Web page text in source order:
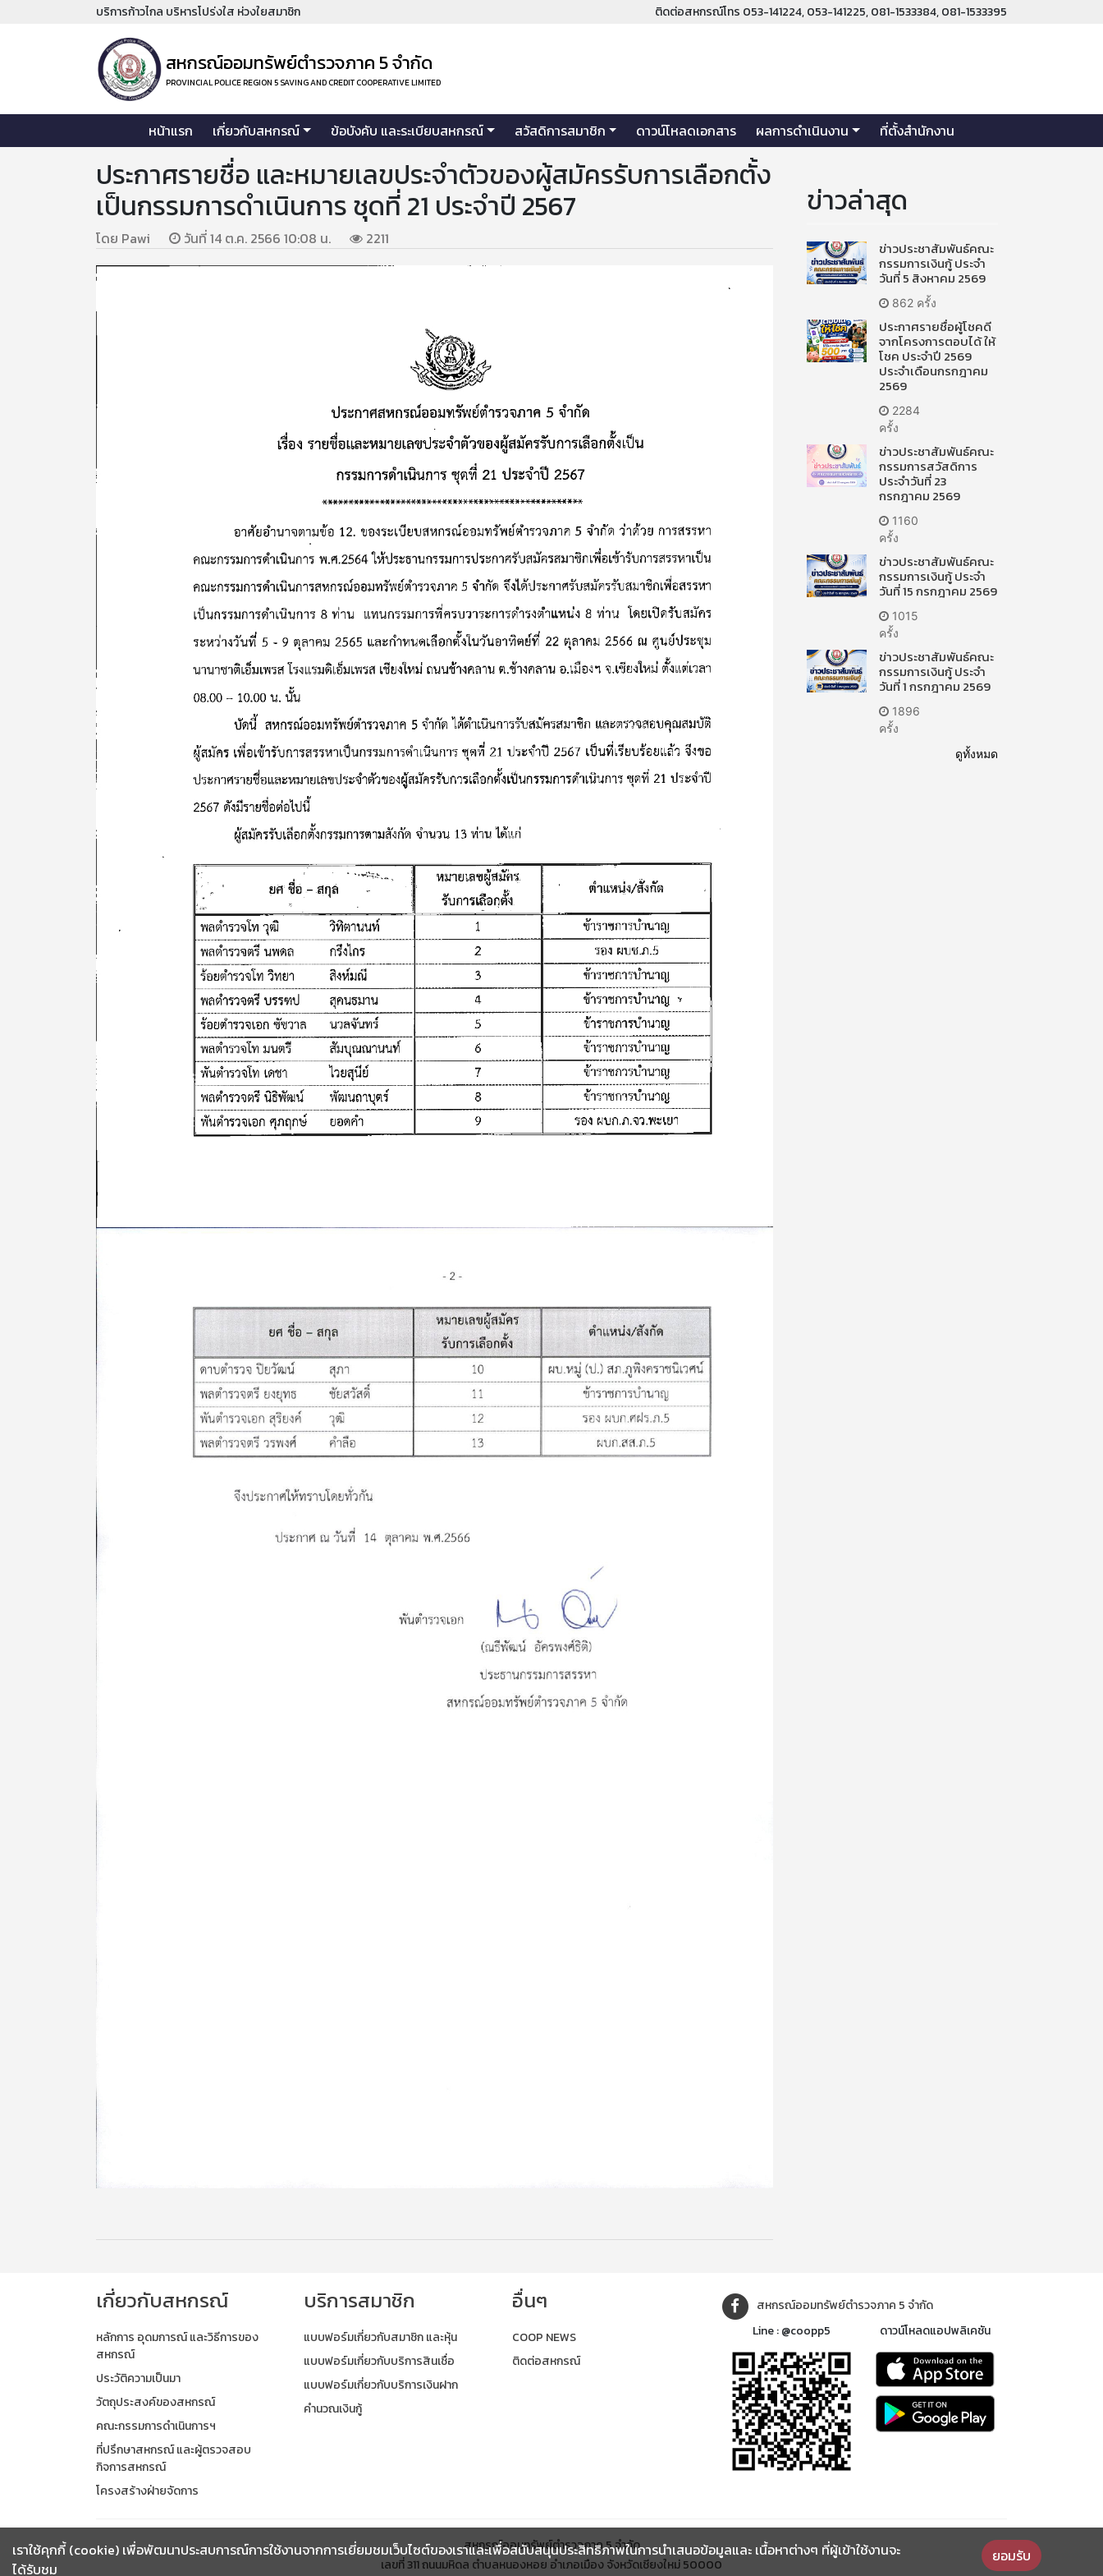
บริการก้าวไกล บริหารโปร่งใส ห่วงใยสมาชิก ติดต่อสหกรณ์โทร 053-141224, 053-141225, 081-1533384, 081-1533395
สหกรณ์ออมทรัพย์ตำรวจภาค 5 จำกัด
PROVINCIAL POLICE REGION 5 SAVING AND CREDIT COOPERATIVE LIMITED
หน้าแรก เกี่ยวกับสหกรณ์ ข้อบังคับ และระเบียบสหกรณ์ สวัสดิการสมาชิก ดาวน์โหลดเอกสาร ผลการดำเนินงาน ที่ตั้งสำนักงาน
ประกาศรายชื่อ และหมายเลขประจำตัวของผู้สมัครรับการเลือกตั้ง
เป็นกรรมการดำเนินการ ชุดที่ 21 ประจำปี 2567
โดย Pawi วันที่ 14 ต.ค. 2566 10:08 น. 2211
ข่าวล่าสุด
ข่าวประชาสัมพันธ์คณะ
กรรมการเงินกู้ ประจำ
วันที่ 5 สิงหาคม 2569
862 ครั้ง
ประกาศรายชื่อผู้โชคดี
จากโครงการตอบได้ ให้
โชค ประจำปี 2569
ประจำเดือนกรกฎาคม
2569
2284
ครั้ง
ข่าวประชาสัมพันธ์คณะ
กรรมการสวัสดิการ
ประจำวันที่ 23
กรกฎาคม 2569
1160
ครั้ง
ข่าวประชาสัมพันธ์คณะ
กรรมการเงินกู้ ประจำ
วันที่ 15 กรกฎาคม 2569
1015
ครั้ง
ข่าวประชาสัมพันธ์คณะ
กรรมการเงินกู้ ประจำ
วันที่ 1 กรกฎาคม 2569
1896
ครั้ง
ดูทั้งหมด
เกี่ยวกับสหกรณ์
หลักการ อุดมการณ์ และวิธีการของ
สหกรณ์
ประวัติความเป็นมา
วัตถุประสงค์ของสหกรณ์
คณะกรรมการดำเนินการฯ
ที่ปรึกษาสหกรณ์ และผู้ตรวจสอบ
กิจการสหกรณ์
โครงสร้างฝ่ายจัดการ
บริการสมาชิก
แบบฟอร์มเกี่ยวกับสมาชิก และหุ้น
แบบฟอร์มเกี่ยวกับบริการสินเชื่อ
แบบฟอร์มเกี่ยวกับบริการเงินฝาก
คำนวณเงินกู้
อื่นๆ
COOP NEWS
ติดต่อสหกรณ์
สหกรณ์ออมทรัพย์ตำรวจภาค 5 จำกัด
Line : @coopp5
ดาวน์โหลดแอปพลิเคชัน
สหกรณ์ออมทรัพย์ตำรวจภาค 5 จำกัด
เลขที่ 311 ถนนมหิดล ตำบลหนองหอย อำเภอเมือง จังหวัดเชียงใหม่ 50000
เราใช้คุกกี้ (cookie) เพื่อพัฒนาประสบการณ์การใช้งานจากการเยี่ยมชมเว็บไซต์ของเราและเพื่อสนับสนุนประสิทธิภาพในการนำเสนอข้อมูลและ เนื้อหาต่างๆ ที่ผู้เข้าใช้งานจะ
ได้รับชม
ยอมรับ